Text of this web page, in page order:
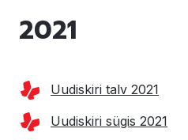
2021
Uudiskiri talv 2021
Uudiskiri sügis 2021